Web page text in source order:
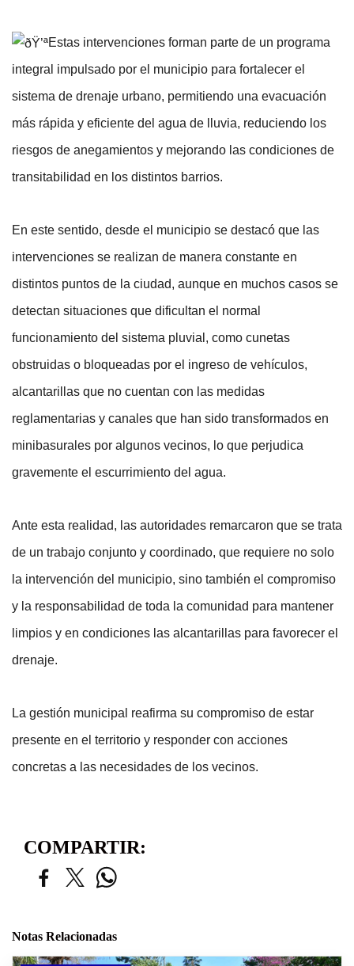
Estas intervenciones forman parte de un programa
integral impulsado por el municipio para fortalecer el
sistema de drenaje urbano, permitiendo una evacuación
más rápida y eficiente del agua de lluvia, reduciendo los
riesgos de anegamientos y mejorando las condiciones de
transitabilidad en los distintos barrios.
En este sentido, desde el municipio se destacó que las
intervenciones se realizan de manera constante en
distintos puntos de la ciudad, aunque en muchos casos se
detectan situaciones que dificultan el normal
funcionamiento del sistema pluvial, como cunetas
obstruidas o bloqueadas por el ingreso de vehículos,
alcantarillas que no cuentan con las medidas
reglamentarias y canales que han sido transformados en
minibasurales por algunos vecinos, lo que perjudica
gravemente el escurrimiento del agua.
Ante esta realidad, las autoridades remarcaron que se trata
de un trabajo conjunto y coordinado, que requiere no solo
la intervención del municipio, sino también el compromiso
y la responsabilidad de toda la comunidad para mantener
limpios y en condiciones las alcantarillas para favorecer el
drenaje.
La gestión municipal reafirma su compromiso de estar
presente en el territorio y responder con acciones
concretas a las necesidades de los vecinos.
COMPARTIR:
Notas Relacionadas